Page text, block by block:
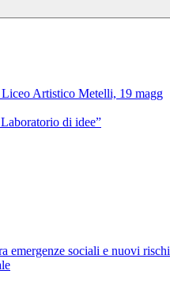
Artistico Metelli, 19 magg
di idee”
emergenze sociali e nuovi rischi